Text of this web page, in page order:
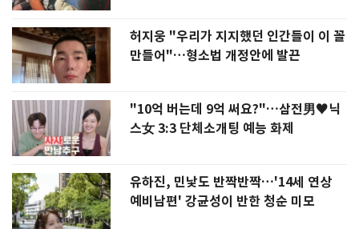
허지웅 "우리가 지지했던 인간들이 이 꼴
만들어"…형소법 개정안에 발끈
"10억 버는데 9억 써요?"…삼전男♥닉
스女 3:3 단체소개팅 예능 화제
유하진, 민낯도 반짝반짝…'14세 연상
예비남편' 강균성이 반한 청순 미모